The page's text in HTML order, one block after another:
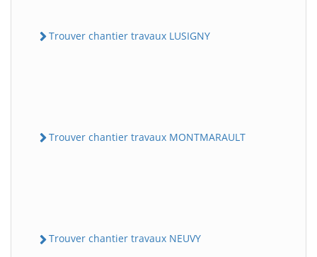
Trouver chantier travaux LUSIGNY
Trouver chantier travaux MONTMARAULT
Trouver chantier travaux NEUVY